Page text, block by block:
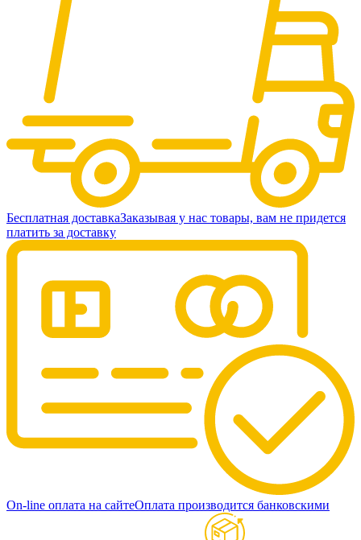
Бесплатная доставкаЗаказывая у нас товары, вам не придется
платить за доставку
On-line оплата на сайтеОплата производится банковскими